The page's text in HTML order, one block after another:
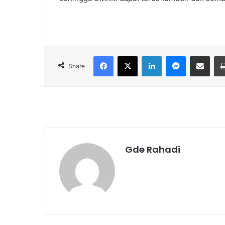
Share
Gde Rahadi